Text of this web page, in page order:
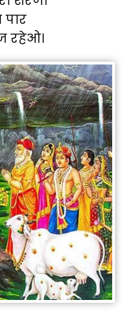
पार
रहेओ।